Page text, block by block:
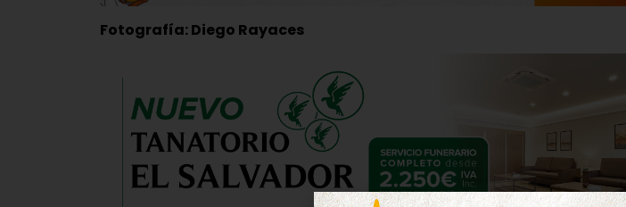
Fotografía: Diego Rayaces